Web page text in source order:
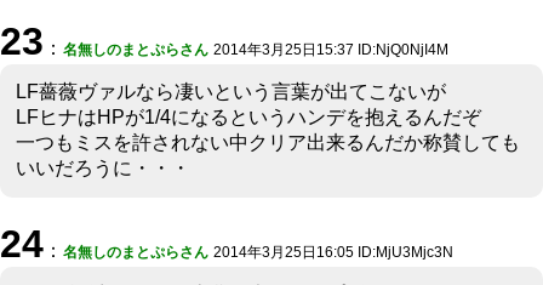
23 ： 名無しのまとぷらさん 2014年3月25日15:37 ID:NjQ0NjI4M
LF薔薇ヴァルなら凄いという言葉が出てこないが
LFヒナはHPが1/4になるというハンデを抱えるんだぞ
一つもミスを許されない中クリア出来るんだか称賛しても
いいだろうに・・・
24 ： 名無しのまとぷらさん 2014年3月25日16:05 ID:MjU3Mjc3N